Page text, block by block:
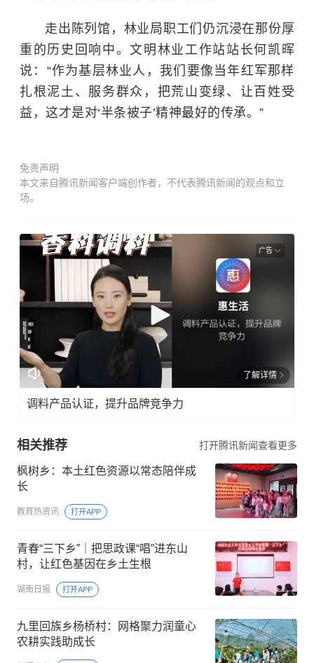
走出陈列馆，林业局职工们仍沉浸在那份厚
重的历史回响中。文明林业工作站站长何凯晖
说：“作为基层林业人，我们要像当年红军那样
扎根泥土、服务群众，把荒山变绿、让百姓受
益，这才是对‘半条被子’精神最好的传承。”
免责声明
本文来自腾讯新闻客户端创作者，不代表腾讯新闻的观点和立
场。
广告
了解详情
调料产品认证，提升品牌竞争力
相关推荐 打开腾讯新闻查看更多
枫树乡：本土红色资源以常态陪伴成
长
教育热资讯 打开APP
青春“三下乡”｜把思政课“唱”进东山
村，让红色基因在乡土生根
湖南日报 打开APP
九里回族乡杨桥村：网格聚力润童心
农耕实践助成长